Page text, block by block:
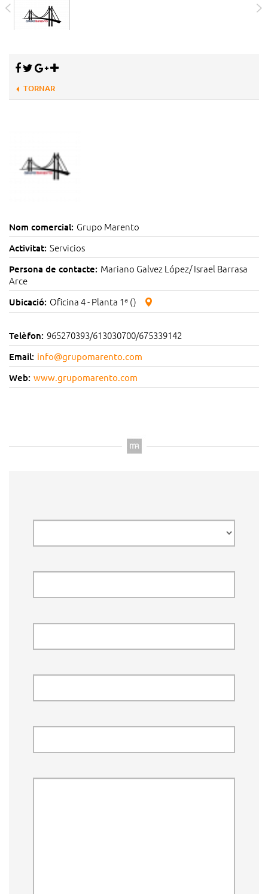
TORNAR
Nom comercial: Grupo Marento
Activitat: Servicios
Persona de contacte: Mariano Galvez López/ Israel Barrasa
Arce
Ubicació: Oficina 4 - Planta 1ª ()
Telèfon: 965270393/613030700/675339142
Email: info@grupomarento.com
Web: www.grupomarento.com